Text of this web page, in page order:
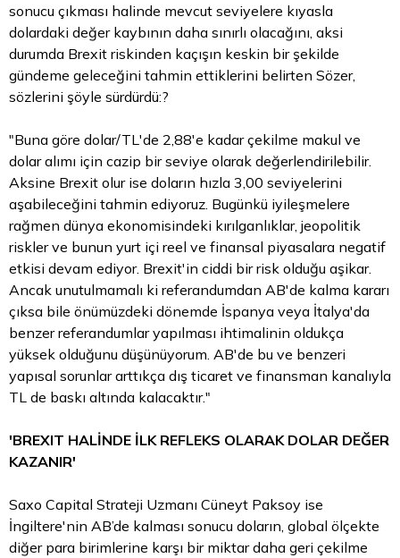
sonucu çıkması halinde mevcut seviyelere kıyasla
dolardaki değer kaybının daha sınırlı olacağını, aksi
durumda Brexit riskinden kaçışın keskin bir şekilde
gündeme geleceğini tahmin ettiklerini belirten Sözer,
sözlerini şöyle sürdürdü:?
"Buna göre dolar/TL'de 2,88'e kadar çekilme makul ve
dolaralımı için cazip bir seviye olarak değerlendirilebilir.
Aksine Brexit olur ise doların hızla 3,00 seviyelerini
aşabileceğini tahmin ediyoruz. Bugünkü iyileşmelere
rağmen dünya ekonomisindeki kırılganlıklar, jeopolitik
riskler ve bunun yurt içi reel ve finansal piyasalara negatif
etkisi devam ediyor. Brexit'in ciddi bir risk olduğu aşikar.
Ancak unutulmamalı ki referandumdan AB'de kalma kararı
çıksa bile önümüzdeki dönemde İspanya veya İtalya'da
benzer referandumlar yapılması ihtimalinin oldukça
yüksek olduğunu düşünüyorum. AB'de bu ve benzeri
yapısal sorunlar arttıkça dış ticaret ve finansman kanalıyla
TL de baskı altında kalacaktır."
'BREXIT HALİNDE İLK REFLEKS OLARAK DOLAR DEĞER
KAZANIR'
Saxo Capital Strateji Uzmanı Cüneyt Paksoy ise
İngiltere'nin AB’de kalması sonucu doların, global ölçekte
diğer para birimlerine karşı bir miktar daha geri çekilme